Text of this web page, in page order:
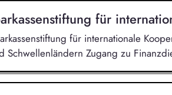
für
für internationale
Schwellenländern Zugang zu